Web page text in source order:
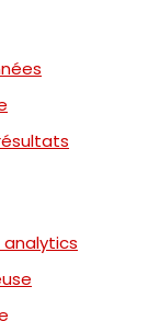
analytics